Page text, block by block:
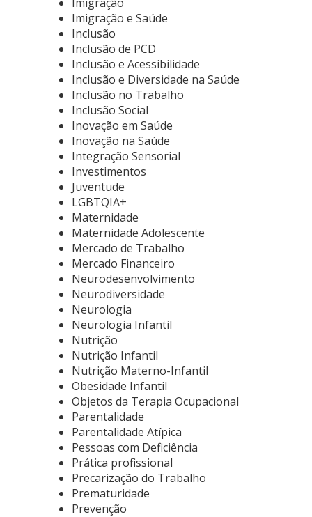
Imigração e Saúde
Inclusão
Inclusão de PCD
Inclusão e Acessibilidade
Inclusão e Diversidade na Saúde
Inclusão no Trabalho
Inclusão Social
Inovação em Saúde
Inovação na Saúde
Integração Sensorial
Investimentos
Juventude
LGBTQIA+
Maternidade
Maternidade Adolescente
Mercado de Trabalho
Mercado Financeiro
Neurodesenvolvimento
Neurodiversidade
Neurologia
Neurologia Infantil
Nutrição
Nutrição Infantil
Nutrição Materno-Infantil
Obesidade Infantil
Objetos da Terapia Ocupacional
Parentalidade
Parentalidade Atípica
Pessoas com Deficiência
Prática profissional
Precarização do Trabalho
Prematuridade
Prevenção